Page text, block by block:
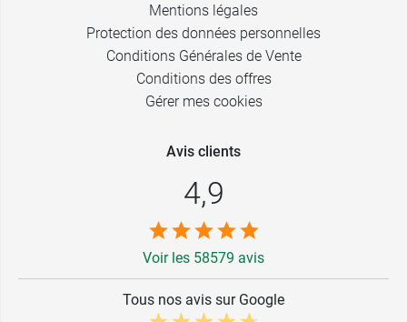
Mentions légales
Protection des données personnelles
Conditions Générales de Vente
Conditions des offres
Gérer mes cookies
Avis clients
4,9
Voir les 58579 avis
Tous nos avis sur Google